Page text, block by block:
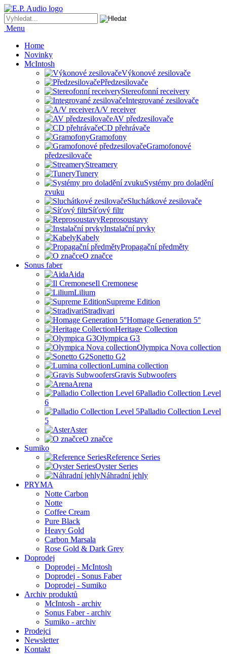
Menu
Home
Novinky
McIntosh
Výkonové zesilovače
Předzesilovače
Stereofonní receivery
Integrované zesilovače
A/V receiver
AV předzesilovače
CD přehrávače
Gramofony
Gramofonové
předzesilovače
Streamery
Tunery
Systémy pro doladění
zvuku
Sluchátkové zesilovače
Síťový filtr
Reprosoustavy
Instalační prvky
Kabely
Propagační předměty
O značce
Sonus faber
Aida
Il Cremonese
Lilium
Supreme Edition
Stradivari
Homage Generation 5°
Heritage Collection
Olympica G3
Olympica Nova collection
Sonetto G2
Lumina collection
Gravis Subwoofers
Arena
Palladio Collection Level
6
Palladio Collection Level
5
Aster
O značce
Sumiko
Reference Series
Oyster Series
Náhradní jehly
PRYMA
Notte Carbon
Notte
Coffee Cream
Pure Black
Heavy Gold
Carbon Marsala
Rose Gold & Dark Grey
Doprodej
Doprodej - McIntosh
Doprodej - Sonus Faber
Doprodej - Sumiko
Archiv produktů
McIntosh - archiv
Sonus Faber - archiv
Sumiko - archiv
Prodejci
Newsletter
Kontakt